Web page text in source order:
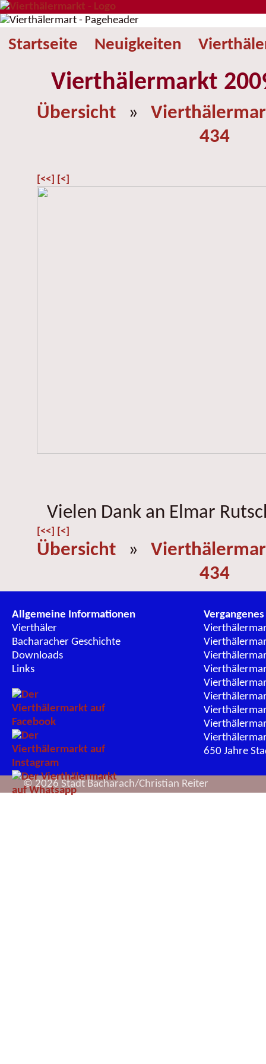
Startseite Neuigkeiten
Vierthälermarkt
Übersicht »
434
[<<] [<]
Vielen Dank an Elmar
[<<] [<]
Übersicht »
434
Allgemeine Informationen
Vierthäler
Bacharacher Geschichte
Downloads
Links
Vergangenes
650 Jahre
© 2026 Stadt Bacharach/Christian Reiter